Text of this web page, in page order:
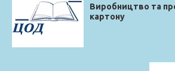
Виробництво та
картону